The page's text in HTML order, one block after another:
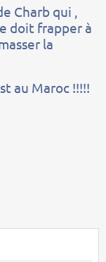
Charb qui ,
doit frapper à
la
au Maroc !!!!!